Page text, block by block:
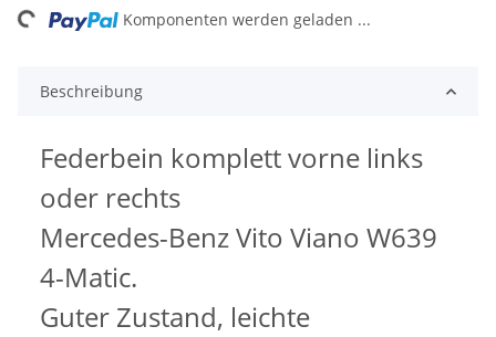
Komponenten werden geladen ...
Beschreibung
Federbein komplett vorne links
oder rechts
Mercedes-Benz Vito Viano W639
4-Matic.
Guter Zustand, leichte